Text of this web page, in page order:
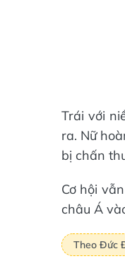
Trái với
ra. Nữ
bị chấn
Cơ hội
châu Á
Theo Đức